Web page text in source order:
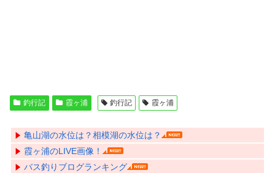
釣行記 霞ヶ浦 釣行記 霞ヶ浦
亀山湖の水位は？相模湖の水位は？
霞ヶ浦のLIVE画像！
バス釣りブログランキング